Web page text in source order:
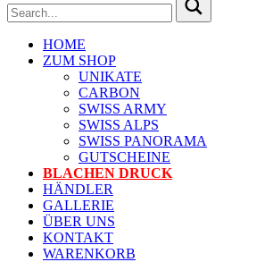
HOME
ZUM SHOP
UNIKATE
CARBON
SWISS ARMY
SWISS ALPS
SWISS PANORAMA
GUTSCHEINE
BLACHEN DRUCK
HÄNDLER
GALLERIE
ÜBER UNS
KONTAKT
WARENKORB